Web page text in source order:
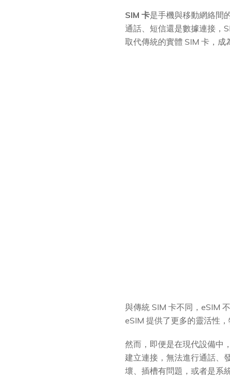
SIM 卡是手機與移動網絡間
通話、短信還是數據連接，
取代傳統的實體 SIM 卡，成
與傳統 SIM 卡不同，eSIM
eSIM 提供了更多的靈活性
然而，即便是在現代設備中，
建立連接，無法進行通話、
壞、插槽有問題，或者是系